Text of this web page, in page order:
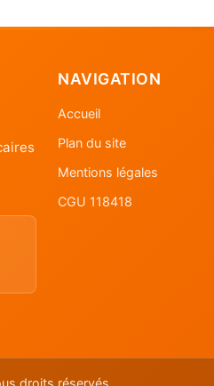
NAVIGATION
Accueil
Plan du site
Mentions légales
CGU 118418
droits réservés